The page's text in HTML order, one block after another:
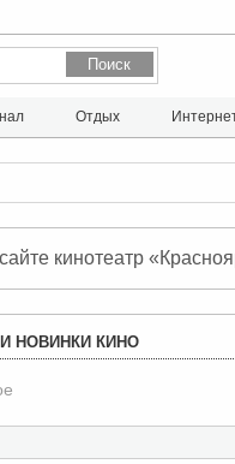
Отдых
кинотеатр
НОВИНКИ КИНО